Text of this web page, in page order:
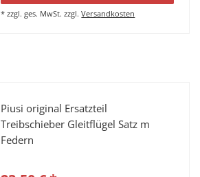
*zzgl. ges. MwSt. zzgl.Versandkosten
Piusi original Ersatzteil
Treibschieber Gleitflügel Satz m
Federn